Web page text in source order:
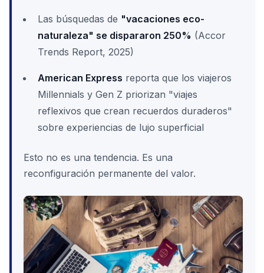
Las búsquedas de "vacaciones eco-
naturaleza" se dispararon 250% (Accor
Trends Report, 2025)
American Express reporta que los viajeros
Millennials y Gen Z priorizan "viajes
reflexivos que crean recuerdos duraderos"
sobre experiencias de lujo superficial
Esto no es una tendencia. Es una
reconfiguración permanente del valor.